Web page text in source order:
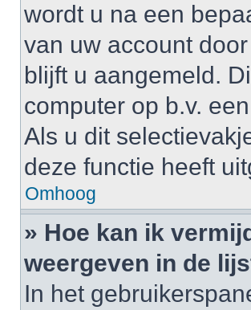
wordt u na een
van uw account
blijft u aangemeld.
computer op b.v.
Als u dit
deze functie heeft
Omhoog
» Hoe kan ik
weergeven in de
In het